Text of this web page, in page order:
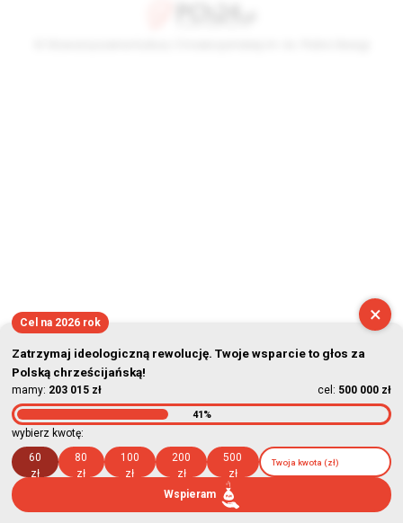
×
Cel na 2026 rok
Zatrzymaj ideologiczną rewolucję. Twoje wsparcie to głos za
Polską chrześcijańską!
mamy: 203 015 zł cel: 500 000 zł
41%
wybierz kwotę:
60
zł
80
zł
100
zł
200
zł
500
zł
Wspieram